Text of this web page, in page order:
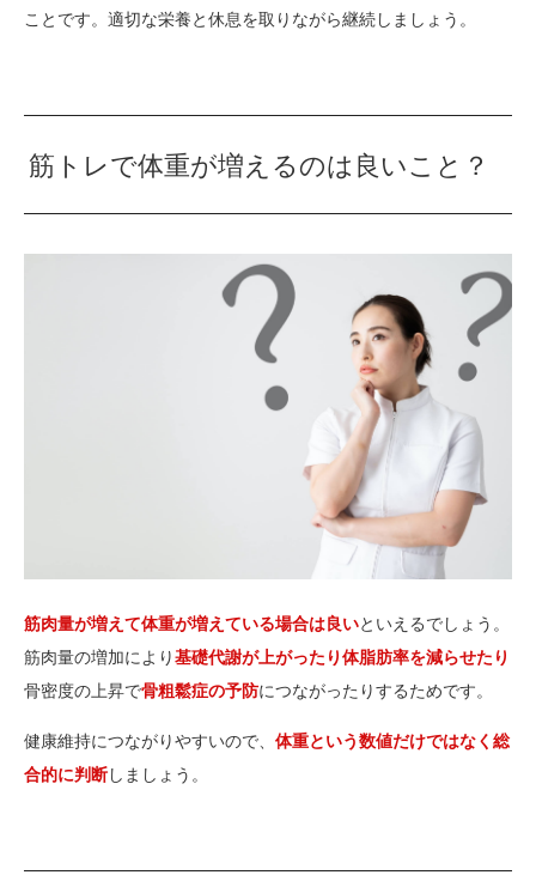
ことです。適切な栄養と休息を取りながら継続しましょう。
筋トレで体重が増えるのは良いこと？
筋肉量が増えて体重が増えている場合は良いといえるでしょう。
筋肉量の増加により基礎代謝が上がったり体脂肪率を減らせたり
骨密度の上昇で骨粗鬆症の予防につながったりするためです。
健康維持につながりやすいので、 体重という数値だけではなく総
合的に判断しましょう。